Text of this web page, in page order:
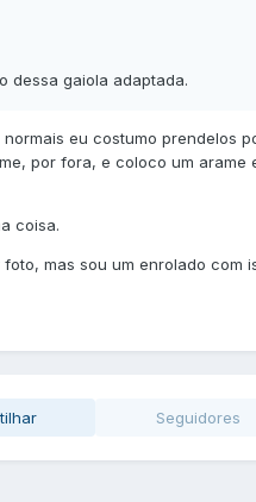
dessa gaiola adaptada.
eu costumo prendelos
por fora, e coloco um arame
coisa.
mas sou um enrolado com
Seguidores